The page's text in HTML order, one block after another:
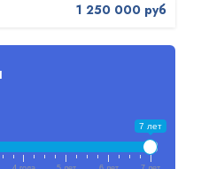
1 250 000 руб
7 лет